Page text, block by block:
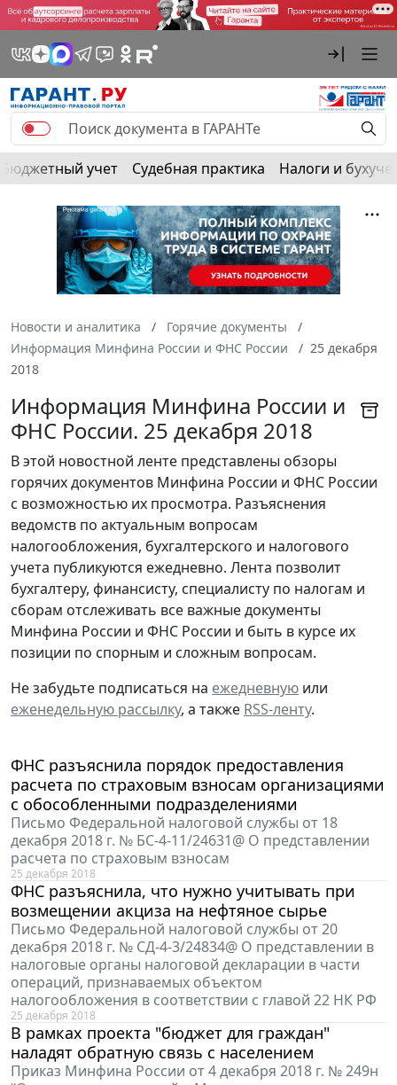
Бюджетный учет Судебная практика Налоги и
Новости и аналитика
Горячие документы
Информация Минфина России и ФНС России
25 декабря
2018
Информация Минфина России и
ФНС России. 25 декабря 2018
В этой новостной ленте представлены обзоры
горячих документов Минфина России и ФНС России
с возможностью их просмотра. Разъяснения
ведомств по актуальным вопросам
налогообложения, бухгалтерского и налогового
учета публикуются ежедневно. Лента позволит
бухгалтеру, финансисту, специалисту по налогам и
сборам отслеживать все важные документы
Минфина России и ФНС России и быть в курсе их
позиции по спорным и сложным вопросам.
Не забудьте подписаться на ежедневную или
еженедельную рассылку, а также RSS-ленту.
ФНС разъяснила порядок предоставления
расчета по страховым взносам организациями
с обособленными подразделениями
Письмо Федеральной налоговой службы от 18
декабря 2018 г. № БС-4-11/24631@ О представлении
расчета по страховым взносам
25 декабря 2018
ФНС разъяснила, что нужно учитывать при
возмещении акциза на нефтяное сырье
Письмо Федеральной налоговой службы от 20
декабря 2018 г. № СД-4-3/24834@ О представлении в
налоговые органы налоговой декларации в части
операций, признаваемых объектом
налогообложения в соответствии с главой 22 НК РФ
25 декабря 2018
В рамках проекта "бюджет для граждан"
наладят обратную связь с населением
Приказ Минфина России от 4 декабря 2018 г. № 249н